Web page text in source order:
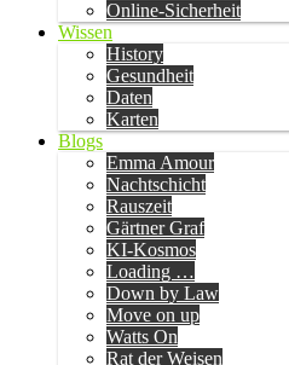
Online-Sicherheit
Wissen
History
Gesundheit
Daten
Karten
Blogs
Emma Amour
Nachtschicht
Rauszeit
Gärtner Graf
KI-Kosmos
Loading …
Down by Law
Move on up
Watts On
Rat der Weisen